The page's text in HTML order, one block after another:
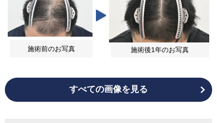
施術前のお写真 施術後1年のお写真
すべての画像を見る